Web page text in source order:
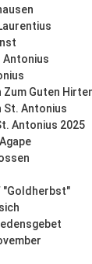
Antonius
Guten
St. Antonius
Antonius 2025